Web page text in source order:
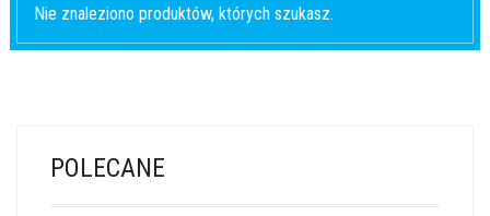
Nie znaleziono produktów, których szukasz.
POLECANE